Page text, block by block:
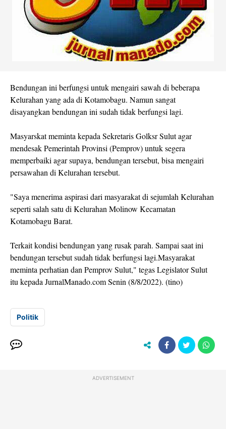
Bendungan ini berfungsi untuk mengairi sawah di beberapa
Kelurahan yang ada di Kotamobagu. Namun sangat
disayangkan bendungan ini sudah tidak berfungsi lagi.
Masyarskat meminta kepada Sekretaris Golksr Sulut agar
mendesak Pemerintah Provinsi (Pemprov) untuk segera
memperbaiki agar supaya, bendungan tersebut, bisa mengairi
persawahan di Kelurahan tersebut.
"Saya menerima aspirasi dari masyarakat di sejumlah Kelurahan
seperti salah satu di Kelurahan Molinow Kecamatan
Kotamobagu Barat.
Terkait kondisi bendungan yang rusak parah. Sampai saat ini
bendungan tersebut sudah tidak berfungsi lagi.Masyarakat
meminta perhatian dan Pemprov Sulut," tegas Legislator Sulut
itu kepada JurnalManado.com Senin (8/8/2022). (tino)
Politik
ADVERTISEMENT